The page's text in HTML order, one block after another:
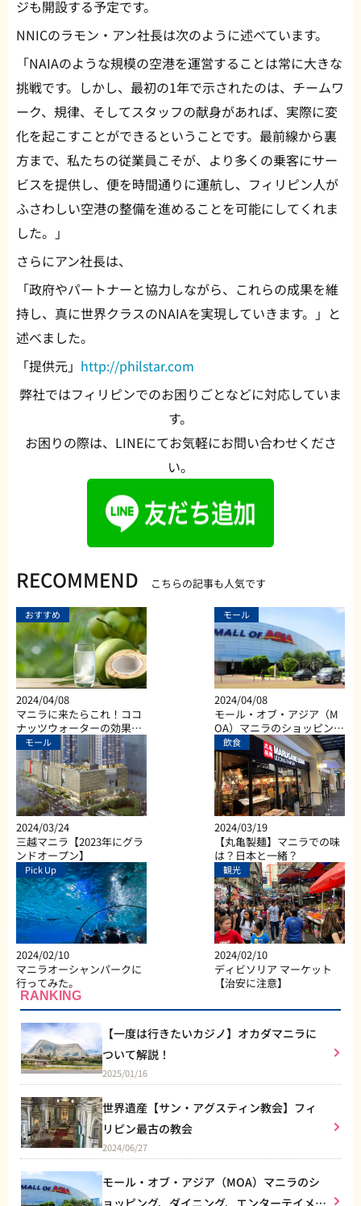
ジも開設する予定です。
NNICのラモン・アン社長は次のように述べています。
「NAIAのような規模の空港を運営することは常に大きな
挑戦です。しかし、最初の1年で示されたのは、チームワ
ーク、規律、そしてスタッフの献身があれば、実際に変
化を起こすことができるということです。最前線から裏
方まで、私たちの従業員こそが、より多くの乗客にサー
ビスを提供し、便を時間通りに運航し、フィリピン人が
ふさわしい空港の整備を進めることを可能にしてくれま
した。」
さらにアン社長は、
「政府やパートナーと協力しながら、これらの成果を維
持し、真に世界クラスのNAIAを実現していきます。」と
述べました。
「提供元」 http://philstar.com
弊社ではフィリピンでのお困りごとなどに対応していま
す。
お困りの際は、LINEにてお気軽にお問い合わせくださ
い。
RECOMMEND こちらの記事も人気です
おすすめ
2024/04/08
マニラに来たらこれ！ココ
ナッツウォーターの効果と
は？
モール
2024/04/08
モール・オブ・アジア（M
OA）マニラのショッピン
グ、ダイニング、エンター
テイメントなど総合施設
モール
2024/03/24
三越マニラ【2023年にグラ
ンドオープン】
飲食
2024/03/19
【丸亀製麺】マニラでの味
は？日本と一緒？
Pick Up
2024/02/10
マニラオーシャンパークに
行ってみた。
観光
2024/02/10
ディビソリア マーケット
【治安に注意】
RANKING
【一度は行きたいカジノ】オカダマニラに
ついて解説！
2025/01/16
世界遺産【サン・アグスティン教会】フィ
リピン最古の教会
2024/06/27
モール・オブ・アジア（MOA）マニラのシ